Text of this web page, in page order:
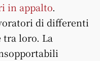
in appalto.
di differenti
loro. La